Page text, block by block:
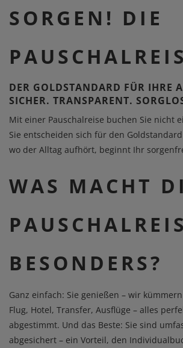
SORGEN! DIE
DER GOLDSTANDARD FÜR IHRE
SICHER. TRANSPARENT.
Mit einer Pauschalreise buchen Sie nicht
Sie entscheiden sich für den
wo der Alltag aufhört, beginnt Ihr
WAS MACHT
BESONDERS?
Ganz einfach: Sie genießen – wir
Flug, Hotel, Transfer, Ausflüge – alles
abgestimmt. Und das Beste: Sie sind
abgesichert – ein Vorteil, den